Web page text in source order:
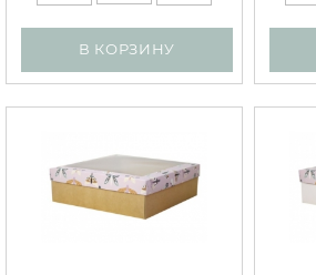
В КОРЗИНУ